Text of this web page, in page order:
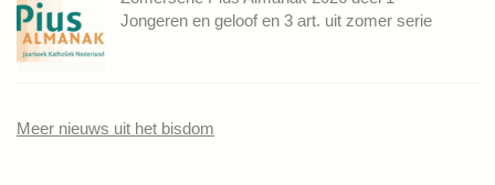
Jongeren en geloof en 3 art. uit zomer serie
Meer nieuws uit het bisdom